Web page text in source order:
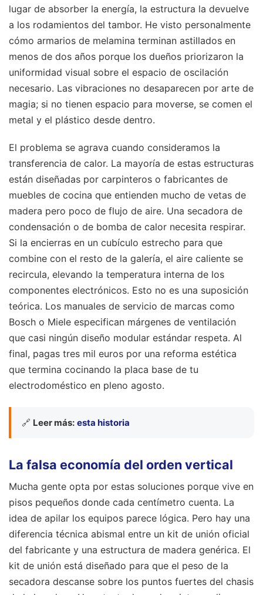
lugar de absorber la energía, la estructura la devuelve
a los rodamientos del tambor. He visto personalmente
cómo armarios de melamina terminan astillados en
menos de dos años porque los dueños priorizaron la
uniformidad visual sobre el espacio de oscilación
necesario. Las vibraciones no desaparecen por arte de
magia; si no tienen espacio para moverse, se comen el
metal y el plástico desde dentro.
El problema se agrava cuando consideramos la
transferencia de calor. La mayoría de estas estructuras
están diseñadas por carpinteros o fabricantes de
muebles de cocina que entienden mucho de vetas de
madera pero poco de flujo de aire. Una secadora de
condensación o de bomba de calor necesita respirar.
Si la encierras en un cubículo estrecho para que
combine con el resto de la galería, el aire caliente se
recircula, elevando la temperatura interna de los
componentes electrónicos. Esto no es una suposición
teórica. Los manuales de servicio de marcas como
Bosch o Miele especifican márgenes de ventilación
que casi ningún diseño modular estándar respeta. Al
final, pagas tres mil euros por una reforma estética
que termina cocinando la placa base de tu
electrodoméstico en pleno agosto.
🔗 Leer más: esta historia
La falsa economía del orden vertical
Mucha gente opta por estas soluciones porque vive en
pisos pequeños donde cada centímetro cuenta. La
idea de apilar los equipos parece lógica. Pero hay una
diferencia técnica abismal entre un kit de unión oficial
del fabricante y una estructura de madera genérica. El
kit de unión está diseñado para que el peso de la
secadora descanse sobre los puntos fuertes del chasis